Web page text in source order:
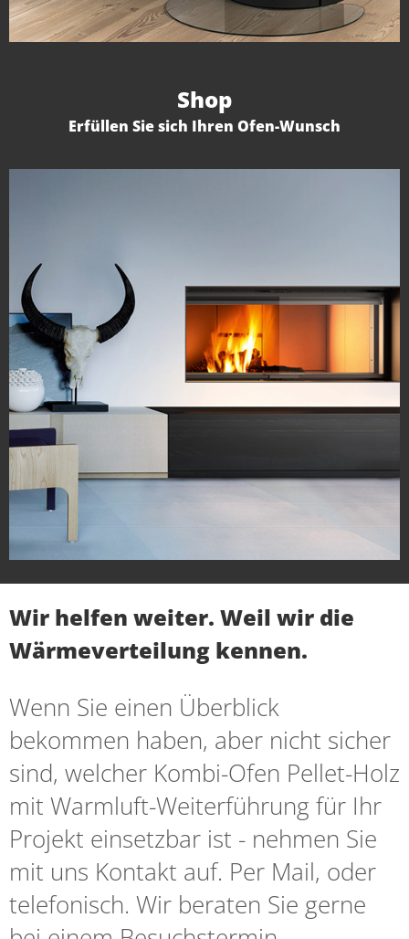
Shop
Erfüllen Sie sich Ihren Ofen-Wunsch
Wir helfen weiter. Weil wir die
Wärmeverteilung kennen.
Wenn Sie einen Überblick
bekommen haben, aber nicht sicher
sind, welcher Kombi-Ofen Pellet-Holz
mit Warmluft-Weiterführung für Ihr
Projekt einsetzbar ist - nehmen Sie
mit uns Kontakt auf. Per Mail, oder
telefonisch. Wir beraten Sie gerne